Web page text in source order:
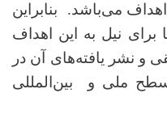
می‌باشد. بنابراین
برای نیل به این اهداف
و نشر یافته‌های آن در
ملی و بین‌المللی